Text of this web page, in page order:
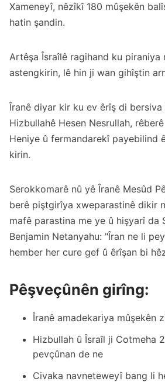
Xameneyî, nêzîkî 180 mûşekên
hatin şandin.
Artêşa Îsraîlê ragihand ku piraniya
astengkirin, lê hin ji wan gihîştin
Îranê diyar kir ku ev êrîş di bersiva
Hizbullahê Hesen Nesrullah,
Heniye û fermandarekî payebilind
kirin.
Serokkomarê nû yê Îranê Mesûd
berê piştgirîya xweparastinê dikir
mafê parastina me ye û hişyarî da
Benjamin Netanyahu: "Îran ne li
hember her cure gef û êrîşan bi
Pêşveçûnên girîng:
Îranê amadekariya mûşekên
Hizbullah û Îsraîl ji Cotmeha
pevçûnan de ne
Civaka navneteweyî bang li